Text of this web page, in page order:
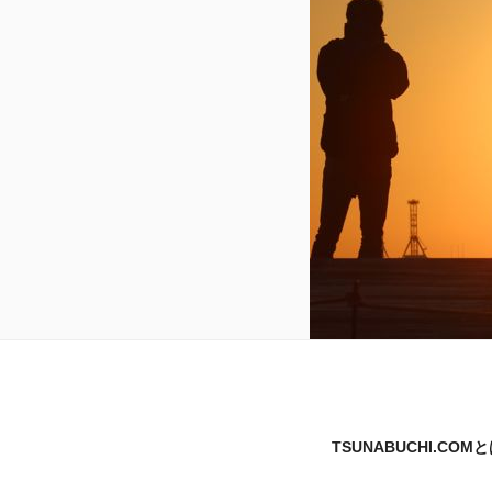
TSUNABUCHI.COMと